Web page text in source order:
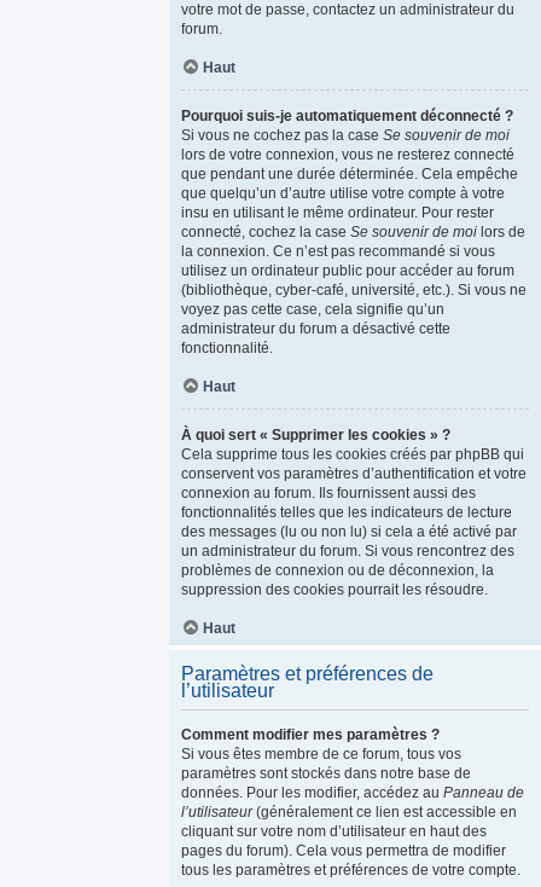
votre mot de passe, contactez un administrateur du
forum.
Haut
Pourquoi suis-je automatiquement déconnecté ?
Si vous ne cochez pas la case Se souvenir de moi
lors de votre connexion, vous ne resterez connecté
que pendant une durée déterminée. Cela empêche
que quelqu’un d’autre utilise votre compte à votre
insu en utilisant le même ordinateur. Pour rester
connecté, cochez la case Se souvenir de moi lors de
la connexion. Ce n’est pas recommandé si vous
utilisez un ordinateur public pour accéder au forum
(bibliothèque, cyber-café, université, etc.). Si vous ne
voyez pas cette case, cela signifie qu’un
administrateur du forum a désactivé cette
fonctionnalité.
Haut
À quoi sert « Supprimer les cookies » ?
Cela supprime tous les cookies créés par phpBB qui
conservent vos paramètres d’authentification et votre
connexion au forum. Ils fournissent aussi des
fonctionnalités telles que les indicateurs de lecture
des messages (lu ou non lu) si cela a été activé par
un administrateur du forum. Si vous rencontrez des
problèmes de connexion ou de déconnexion, la
suppression des cookies pourrait les résoudre.
Haut
Paramètres et préférences de
l’utilisateur
Comment modifier mes paramètres ?
Si vous êtes membre de ce forum, tous vos
paramètres sont stockés dans notre base de
données. Pour les modifier, accédez au Panneau de
l’utilisateur(généralement ce lien est accessible en
cliquant sur votre nom d’utilisateur en haut des
pages du forum). Cela vous permettra de modifier
tous les paramètres et préférences de votre compte.